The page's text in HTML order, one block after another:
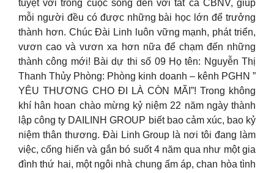
tuyệt vời trong cuộc sống đến với tất cả CBNV, giúp
mỗi người đều có được những bài học lớn để trưởng
thành hơn. Chúc Đài Linh luôn vững mạnh, phát triển,
vươn cao và vươn xa hơn nữa để chạm đến những
thành công mới! Bài dự thi số 09 Họ tên: Nguyễn Thị
Thanh Thủy Phòng: Phòng kinh doanh – kênh PGHN ”
YÊU THƯƠNG CHO ĐI LÀ CÒN MÃI”! Trong không
khí hân hoan chào mừng kỷ niệm 22 năm ngày thành
lập công ty DAILINH GROUP biết bao cảm xúc, bao kỷ
niệm thân thương. Đài Linh Group là nơi tôi đang làm
việc, cống hiến và gắn bó suốt 4 năm qua như một gia
đình thứ hai, một ngôi nhà chung ấm áp, chan hòa tình